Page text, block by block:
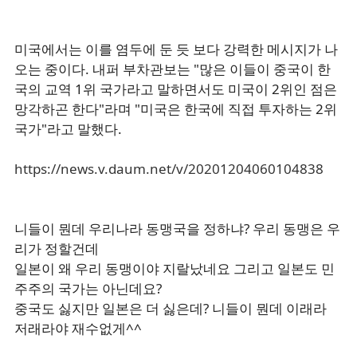
미국에서는 이를 염두에 둔 듯 보다 강력한 메시지가 나
오는 중이다. 내퍼 부차관보는 "많은 이들이 중국이 한
국의 교역 1위 국가라고 말하면서도 미국이 2위인 점은
망각하곤 한다"라며 "미국은 한국에 직접 투자하는 2위
국가"라고 말했다.
https://news.v.daum.net/v/20201204060104838
니들이 뭔데 우리나라 동맹국을 정하냐? 우리 동맹은 우
리가 정할건데
일본이 왜 우리 동맹이야 지랄났네요 그리고 일본도 민
주주의 국가는 아닌데요?
중국도 싫지만 일본은 더 싫은데? 니들이 뭔데 이래라
저래라야 재수없게^^